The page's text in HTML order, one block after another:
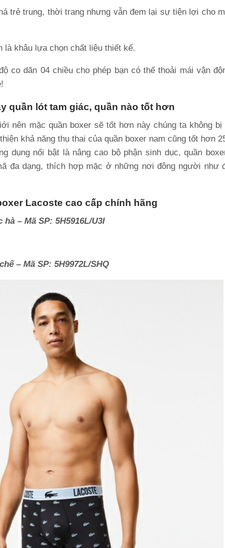
trẻ trung, thời trang nhưng vẫn đem lại sự tiện lợi cho
khâu lựa chọn chất liệu thiết kế.
co dãn 04 chiều cho phép bạn có thể thoải mái vận
quần lót tam giác, quần nào tốt hơn
nên mặc quần boxer sẽ tốt hơn này chúng ta không bị
khả năng thụ thai của quần boxer nam cũng tốt hơn
dụng nổi bật là nâng cao bộ phận sinh dục, quần
đa dạng, thích hợp mặc ở những nơi đông người như
Lacoste cao cấp chính hãng
– Mã SP: 5H5916L/U3I
– Mã SP: 5H9972L/SHQ